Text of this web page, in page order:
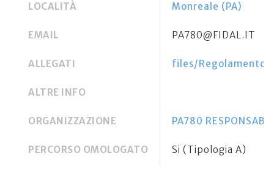
LOCALITÀ Monreale (PA)
EMAIL PA780@FIDAL.IT
ALLEGATI files/Regolamento
ALTRE INFO
ORGANIZZAZIONE PA780
PERCORSO OMOLOGATO Si (Tipologia A)